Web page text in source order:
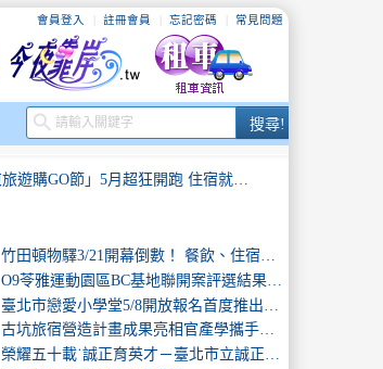
會員登入 註冊會員 忘記密碼 常見問題
搜
尋
search 搜尋!
「屏東旅遊購GO節」5月超狂開跑 住宿就有機會中獎，月月抽百萬汽車！
臺北隊就職三週年國際IP點亮大型活動觀光表現穩居六都之首
連假親子共學童樂趣，臺南運河、博物館、文化園區人氣旺
竹田頓物驛3/21開幕倒數！ 餐飲、住宿、展演一次到位 打造慢城客家旅遊新體驗
O9苓雅運動園區BC基地聯開案評選結果出爐，打造結合運動休閒、商辦、飯店與住宅的運動園區
臺北市戀愛小學堂5/8開放報名首度推出平日下班交友結婚送海島蜜月禮
古坑旅宿營造計畫成果亮相官產學攜手打造可永續的旅遊新古坑
榮耀五十載˙誠正育英才－臺北市立誠正國中50週年校慶